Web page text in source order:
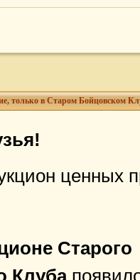
только в Старом Бойцовском
ценных
Старого
Клуба